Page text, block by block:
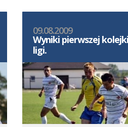
09.08.2009
Wyniki pierwszej
ligi.